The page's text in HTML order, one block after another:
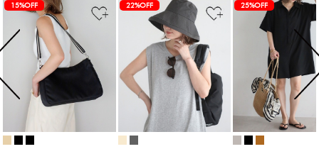
15%OFF 22%OFF 25%OFF